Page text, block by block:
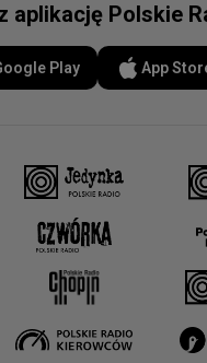
aplikację Polskie
Play App